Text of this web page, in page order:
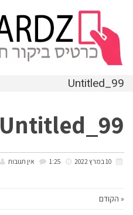
Untitled_99
Untitled_99
אין תגובות
« הקודם